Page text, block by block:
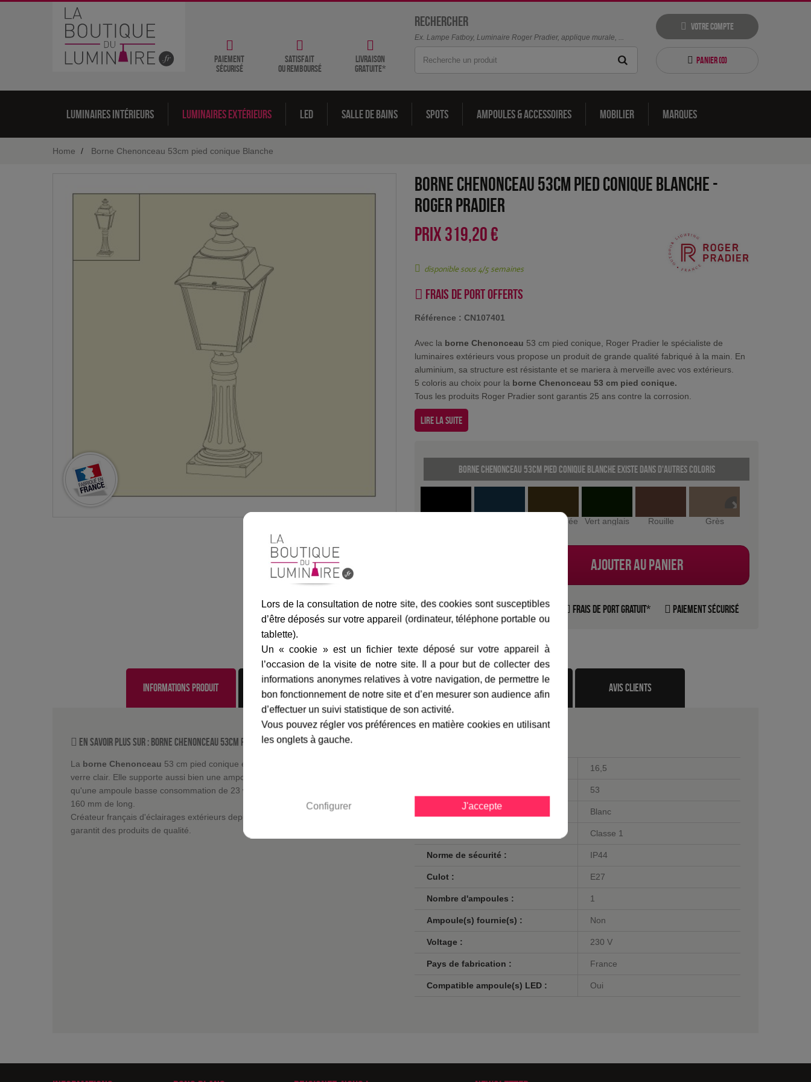
Paiement
sécurisé
satisfait
ou remboursé
livraison
gratuite*
Rechercher
Ex. Lampe Fatboy, Luminaire Roger Pradier, applique murale, ...
Votre compte
Panier (0)
Luminaires intérieurs Luminaires extérieurs LED Salle de bains Spots Ampoules & accessoires Mobilier Marques
Home Borne Chenonceau 53cm pied conique Blanche
Borne Chenonceau 53cm pied conique Blanche -
Roger Pradier
PRIX 319,20 €
disponible sous 4/5 semaines
Frais de port offerts
Référence : CN107401
Avec la borne Chenonceau 53 cm pied conique, Roger Pradier le spécialiste de
luminaires extérieurs vous propose un produit de grande qualité fabriqué à la main. En
aluminium, sa structure est résistante et se mariera à merveille avec vos extérieurs.
5 coloris au choix pour la borne Chenonceau 53 cm pied conique.
Tous les produits Roger Pradier sont garantis 25 ans contre la corrosion.
Lire la suite
Borne Chenonceau 53cm pied conique Blanche existe dans d'autres coloris
Patine dorée Vert anglais Rouille Grès
Ajouter au panier
Assurance transport offerte Frais de port gratuit* Paiement sécurisé
Informations produit marque livraison gamme complète avis clients
En savoir plus sur : Borne Chenonceau 53cm pied conique Blanche-Roger Pradier
La borne Chenonceau 53 cm pied conique est équipée d'un diffuseur doté d'un
verre clair. Elle supporte aussi bien une ampoule halogène de 75 watts maximum,
qu'une ampoule basse consommation de 23 watts. Elles ne doivent pas dépasser
160 mm de long.
Créateur français d'éclairages extérieurs depuis plus de 100 ans, Roger Pradier vous
garantit des produits de qualité.
16,5
53
Finition / couleur : Blanc
Classe 1
Norme de sécurité : IP44
Culot : E27
Nombre d'ampoules : 1
Ampoule(s) fournie(s) : Non
Voltage : 230 V
Pays de fabrication : France
Compatible ampoule(s) LED : Oui
Lors de la consultation de notre site, des cookies sont susceptibles
d’être déposés sur votre appareil (ordinateur, téléphone portable ou
tablette).
Un « cookie » est un fichier texte déposé sur votre appareil à
l’occasion de la visite de notre site. Il a pour but de collecter des
informations anonymes relatives à votre navigation, de permettre le
bon fonctionnement de notre site et d’en mesurer son audience afin
d’effectuer un suivi statistique de son activité.
Vous pouvez régler vos préférences en matière cookies en utilisant
les onglets à gauche.
Configurer J'accepte